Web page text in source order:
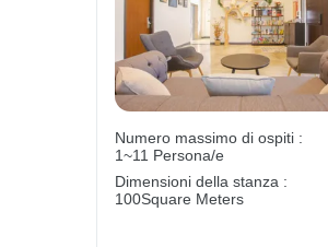
Numero massimo di ospiti :
1~11 Persona/e
Dimensioni della stanza :
100Square Meters